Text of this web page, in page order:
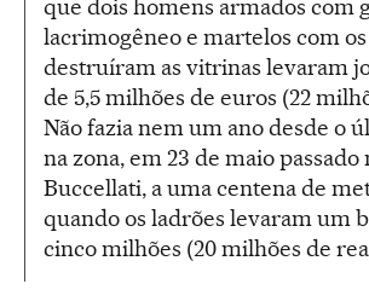
que dois homens armados com
lacrimogêneo e martelos com
destruíram as vitrinas levaram
de 5,5 milhões de euros (22
Não fazia nem um ano desde o
na zona, em 23 de maio
Buccellati, a uma centena de
quando os ladrões levaram um
cinco milhões (20 milhões de